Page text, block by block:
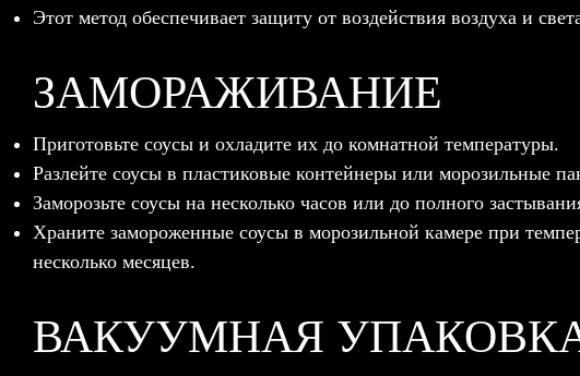
Этот метод обеспечивает защиту от воздействия воздуха и
ЗАМОРАЖИВАНИЕ
Приготовьте соусы и охладите их до комнатной температуры.
Разлейте соусы в пластиковые контейнеры или морозильные
Заморозьте соусы на несколько часов или до полного
Храните замороженные соусы в морозильной камере при
несколько месяцев.
ВАКУУМНАЯ